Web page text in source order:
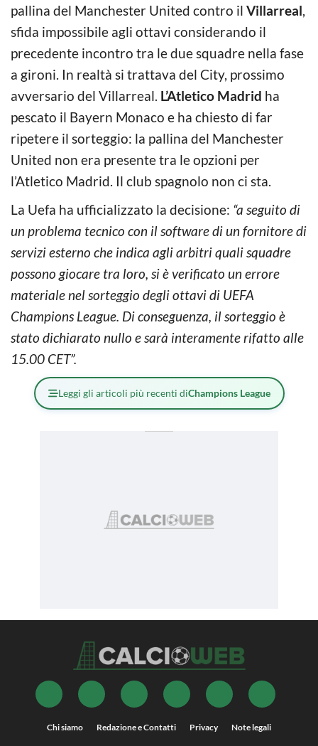
pallina del Manchester United contro il Villarreal,
sfida impossibile agli ottavi considerando il
precedente incontro tra le due squadre nella fase
a gironi. In realtà si trattava del City, prossimo
avversario del Villarreal. L’Atletico Madrid ha
pescato il Bayern Monaco e ha chiesto di far
ripetere il sorteggio: la pallina del Manchester
United non era presente tra le opzioni per
l’Atletico Madrid. Il club spagnolo non ci sta.
La Uefa ha ufficializzato la decisione: “a seguito di
un problema tecnico con il software di un fornitore di
servizi esterno che indica agli arbitri quali squadre
possono giocare tra loro, si è verificato un errore
materiale nel sorteggio degli ottavi di UEFA
Champions League. Di conseguenza, il sorteggio è
stato dichiarato nullo e sarà interamente rifatto alle
15.00 CET”.
Leggi gli articoli più recenti diChampions League
Chi siamo Redazione e Contatti Privacy Note legali